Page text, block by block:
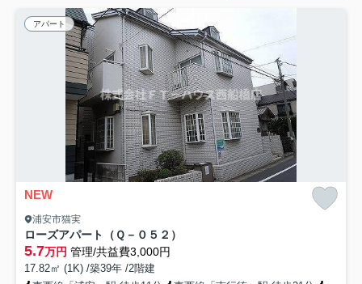
アパート
NEW
浦安市猫実
ローズアパート（Ｑ－０５２）
5.7万円 管理/共益費3,000円
17.82㎡ (1K) /築39年 /2階建